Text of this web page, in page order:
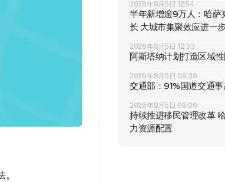
2026年8月5日 12:54
半年新增逾9万人：哈萨
长 大城市集聚效应进一
2026年8月5日 12:33
阿斯塔纳计划打造区域
2026年8月5日 09:39
交通部：91%国道交通
2026年8月5日 09:00
持续推进移民管理改革
力资源配置